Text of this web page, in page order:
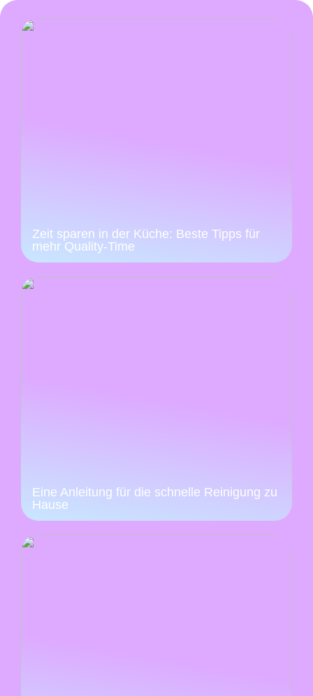
Zeit sparen in der Küche: Beste Tipps für
mehr Quality-Time
Eine Anleitung für die schnelle Reinigung zu
Hause